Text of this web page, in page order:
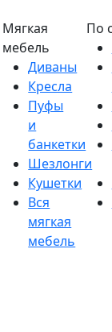
Диваны
Кресла
Пуфы
и
банкетки
Шезлонги
Кушетки